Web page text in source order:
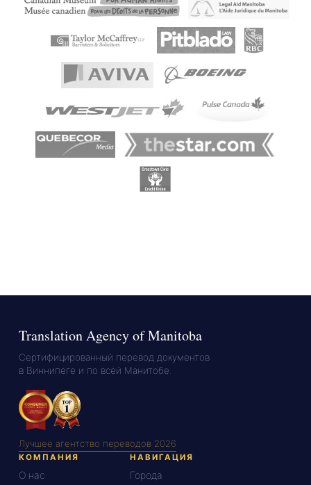
Сертифицированный перевод документов
в Виннипеге и по всей Манитобе.
Лучшее агентство переводов 2026
КОМПАНИЯ
О нас
Контакты
НАВИГАЦИЯ
Города
Посольства